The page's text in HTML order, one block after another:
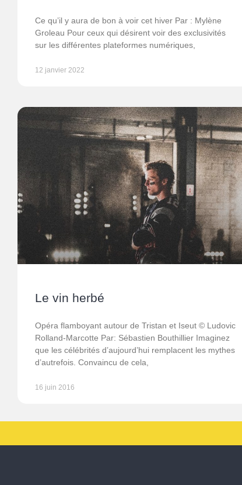
Ce qu’il y aura de bon à voir cet hiver Par : Mylène
Groleau Pour ceux qui désirent voir des exclusivités
sur les différentes plateformes numériques,
12 janvier 2022
Le vin herbé
Opéra flamboyant autour de Tristan et Iseut © Ludovic
Rolland-Marcotte Par: Sébastien Bouthillier Imaginez
que les célébrités d’aujourd’hui remplacent les mythes
d’autrefois. Convaincu de cela,
16 juin 2016